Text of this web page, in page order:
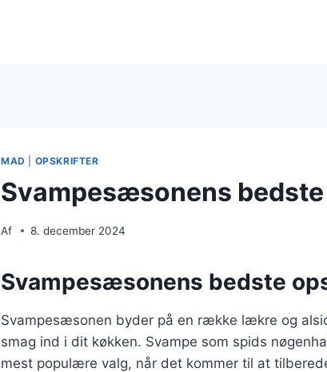
MAD OPSKRIFTER
Svampesæsonens
Af 8. december 2024
Svampesæsonens bedste
Svampesæsonen byder på en række lækre og
smag ind i dit køkken. Svampe som spids
mest populære valg, når det kommer til at